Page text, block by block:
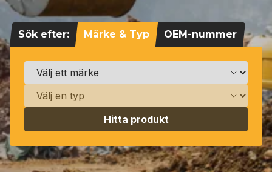
Sök efter: Märke & Typ OEM-nummer
Hitta produkt